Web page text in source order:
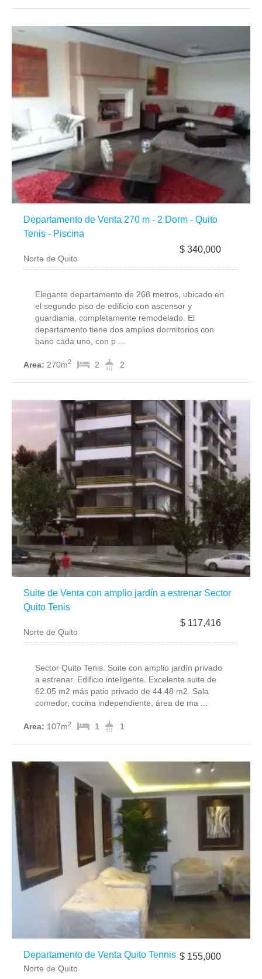
Departamento de Venta 270 m - 2 Dorm - Quito
Tenis - Piscina
$ 340,000
Norte de Quito
Elegante departamento de 268 metros, ubicado en
el segundo piso de edificio con ascensor y
guardiania, completamente remodelado. El
departamento tiene dos amplios dormitorios con
bano cada uno, con p ...
Area: 270m2 2 2
Suite de Venta con amplio jardín a estrenar Sector
Quito Tenis
$ 117,416
Norte de Quito
Sector Quito Tenis. Suite con amplio jardín privado
a estrenar. Edificio inteligente. Excelente suite de
62.05 m2 más patio privado de 44.48 m2. Sala
comedor, cocina independiente, área de ma ...
Area: 107m2 1 1
Departamento de Venta Quito Tennis $ 155,000
Norte de Quito